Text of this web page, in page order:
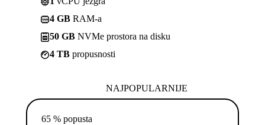
4 GB RAM-a
50 GB NVMe prostora na disku
4 TB propusnosti
NAJPOPULARNIJE
65 % popusta